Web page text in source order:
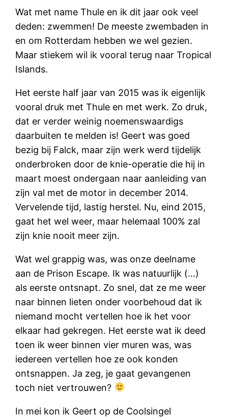
Wat met name Thule en ik dit jaar ook veel
deden: zwemmen! De meeste zwembaden in
en om Rotterdam hebben we wel gezien.
Maar stiekem wil ik vooral terug naar Tropical
Islands.
Het eerste half jaar van 2015 was ik eigenlijk
vooral druk met Thule en met werk. Zo druk,
dat er verder weinig noemenswaardigs
daarbuiten te melden is! Geert was goed
bezig bij Falck, maar zijn werk werd tijdelijk
onderbroken door de knie-operatie die hij in
maart moest ondergaan naar aanleiding van
zijn val met de motor in december 2014.
Vervelende tijd, lastig herstel. Nu, eind 2015,
gaat het wel weer, maar helemaal 100% zal
zijn knie nooit meer zijn.
Wat wel grappig was, was onze deelname
aan de Prison Escape. Ik was natuurlijk (…)
als eerste ontsnapt. Zo snel, dat ze me weer
naar binnen lieten onder voorbehoud dat ik
niemand mocht vertellen hoe ik het voor
elkaar had gekregen. Het eerste wat ik deed
toen ik weer binnen vier muren was, was
iedereen vertellen hoe ze ook konden
ontsnappen. Ja zeg, je gaat gevangenen
toch niet vertrouwen?
In mei kon ik Geert op de Coolsingel